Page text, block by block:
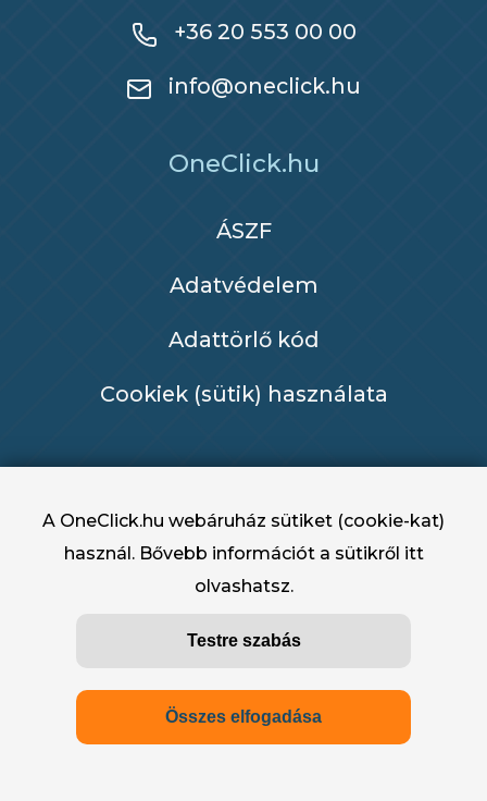
+36 20 553 00 00
info@oneclick.hu
OneClick.hu
ÁSZF
Adatvédelem
Adattörlő kód
Cookiek (sütik) használata
OneClick.hu - OneClick Hungary Kft. 2022 -
A OneClick.hu webáruház sütiket (cookie-kat)
használ. Bővebb információt a sütikről itt
olvashatsz.
Testre szabás
Összes elfogadása